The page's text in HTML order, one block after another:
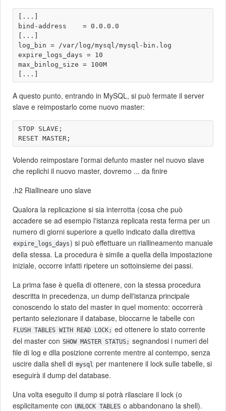
[...]
bind-address    = 0.0.0.0
[...]
log_bin = /var/log/mysql/mysql-bin.log
expire_logs_days = 10
max_binlog_size = 100M
A questo punto, entrando in MySQL, si può fermate il server
slave e reimpostarlo come nuovo master:
STOP SLAVE;
Volendo reimpostare l'ormai defunto master nel nuovo slave
che replichi il nuovo master, dovremo ... da finire
.h2 Riallineare uno slave
Qualora la replicazione si sia interrotta (cosa che può
accadere se ad esempio l'istanza replicata resta ferma per un
numero di giorni superiore a quello indicato dalla direttiva
expire_logs_days) si può effettuare un riallineamento manuale
della stessa. La procedura è simile a quella della impostazione
iniziale, occorre infatti ripetere un sottoinsieme dei passi.
La prima fase è quella di ottenere, con la stessa procedura
descritta in precedenza, un dump dell'istanza principale
conoscendo lo stato del master in quel momento: occorrerà
pertanto selezionare il database, bloccarne le tabelle con
FLUSH TABLES WITH READ LOCK; ed ottenere lo stato corrente
del master con SHOW MASTER STATUS; segnandosi i numeri del
file di log e dlla posizione corrente mentre al contempo, senza
uscire dalla shell di mysql per mantenere il lock sulle tabelle, si
eseguirà il dump del database.
Una volta eseguito il dump si potrà rilasciare il lock (o
esplicitamente con UNLOCK TABLES o abbandonano la shell).